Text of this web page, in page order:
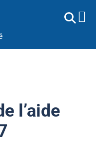
l’aide